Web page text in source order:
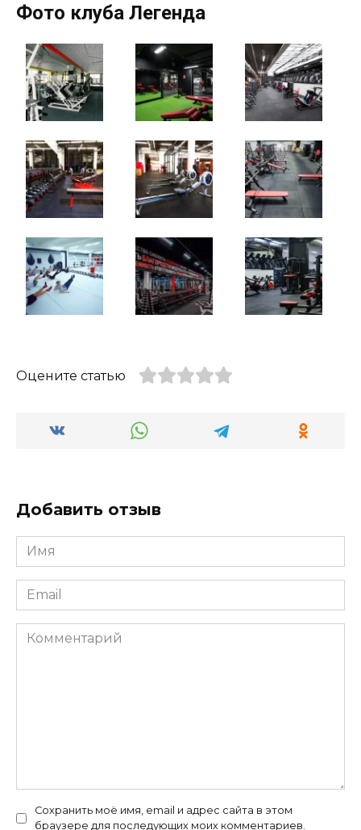
Фото клуба Легенда
Оцените статью
Добавить отзыв
Имя
*
Email
*
Комментарий
Сохранить моё имя, email и адрес сайта в этом
браузере для последующих моих комментариев.